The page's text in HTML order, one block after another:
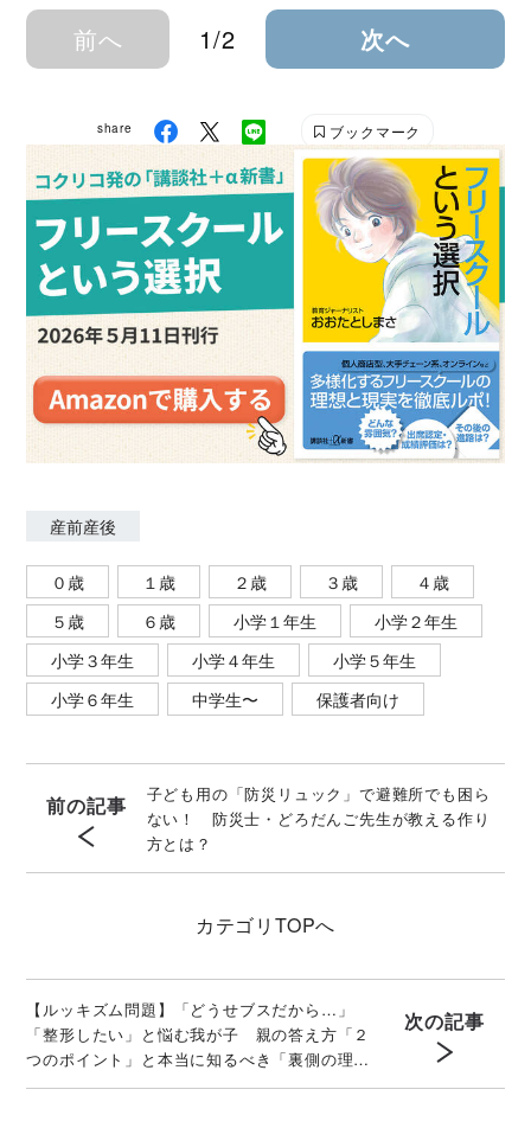
前へ 1/2 次へ
share ブックマーク
産前産後
０歳 １歳 ２歳 ３歳
４歳
５歳
６歳 小学１年生
小学２年生
小学３年生
小学４年生
小学５年生
小学６年生
中学生〜 保護者向け
前の記事
子ども用の「防災リュック」で避難所でも困ら
ない！ 防災士・どろだんご先生が教える作り
方とは？
カテゴリ TOPへ
【ルッキズム問題】「どうせブスだから…」
「整形したい」と悩む我が子 親の答え方「２
つのポイント」と本当に知るべき「裏側の理
由」
次の記事